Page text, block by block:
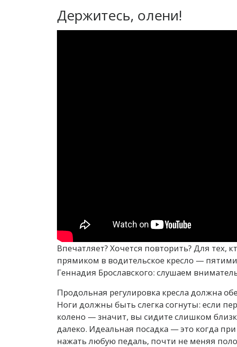
Держитесь, олени!
Впечатляет? Хочется повторить? Для тех,
прямиком в водительское кресло —
Геннадия Брославского: слушаем
Продольная регулировка кресла должна
Ноги должны быть слегка согнуты: если
колено — значит, вы сидите слишком
далеко. Идеальная посадка — это когда
нажать любую педаль, почти не меняя